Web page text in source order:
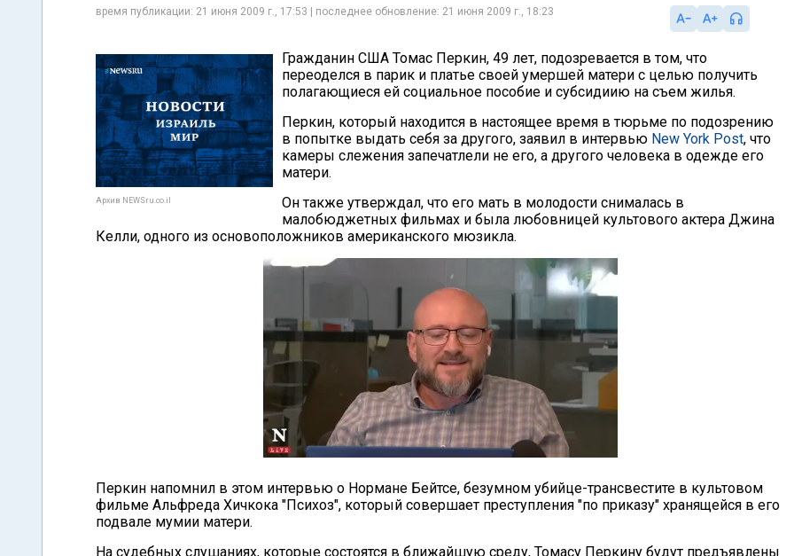
время публикации: 21 июня 2009 г., 17:53 | последнее обновление: 21 июня 2009 г., 18:23
Архив NEWSru.co.il
Гражданин США Томас Перкин, 49 лет, подозревается в том, что
переоделся в парик и платье своей умершей матери с целью получить
полагающиеся ей социальное пособие и субсидиию на съем жилья.
Перкин, который находится в настоящее время в тюрьме по подозрению
в попытке выдать себя за другого, заявил в интервью New York Post, что
камеры слежения запечатлели не его, а другого человека в одежде его
матери.
Он также утверждал, что его мать в молодости снималась в
малобюджетных фильмах и была любовницей культового актера Джина
Келли, одного из основоположников американского мюзикла.
Перкин напомнил в этом интервью о Нормане Бейтсе, безумном убийце-трансвестите в культовом
фильме Альфреда Хичкока "Психоз", который совершает преступления "по приказу" хранящейся в его
подвале мумии матери.
На судебных слушаниях, которые состоятся в ближайшую среду, Томасу Перкину будут предъявлены